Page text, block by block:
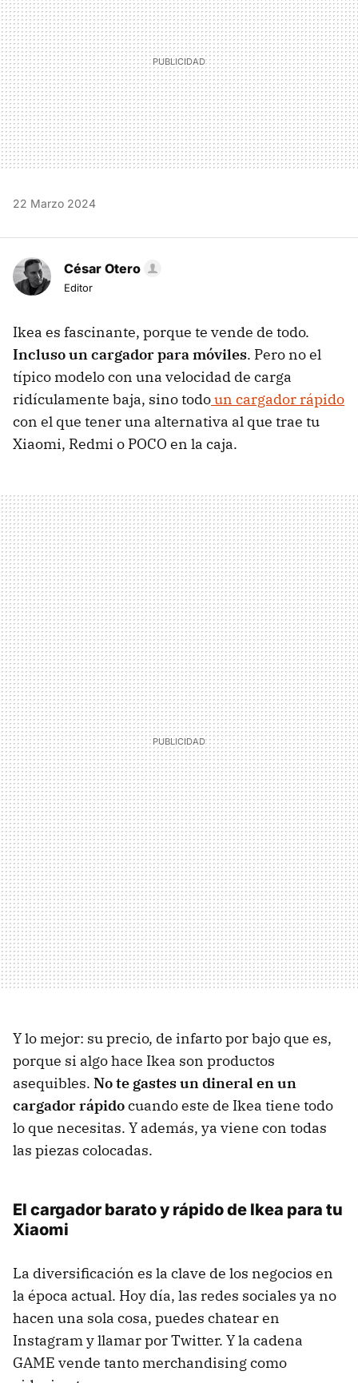
22 Marzo 2024
César Otero
Editor
Ikea es fascinante, porque te vende de todo.
Incluso un cargador para móviles. Pero no el
típico modelo con una velocidad de carga
ridículamente baja, sino todoun cargador rápido
con el que tener una alternativa al que trae tu
Xiaomi, Redmi o POCO en la caja.
Y lo mejor: su precio, de infarto por bajo que es,
porque si algo hace Ikea son productos
asequibles. No te gastes un dineral en un
cargador rápidocuando este de Ikea tiene todo
lo que necesitas. Y además, ya viene con todas
las piezas colocadas.
El cargador barato y rápido de Ikea para tu
Xiaomi
La diversificación es la clave de los negocios en
la época actual. Hoy día, las redes sociales ya no
hacen una sola cosa, puedes chatear en
Instagram y llamar por Twitter. Y la cadena
GAME vende tanto merchandising como